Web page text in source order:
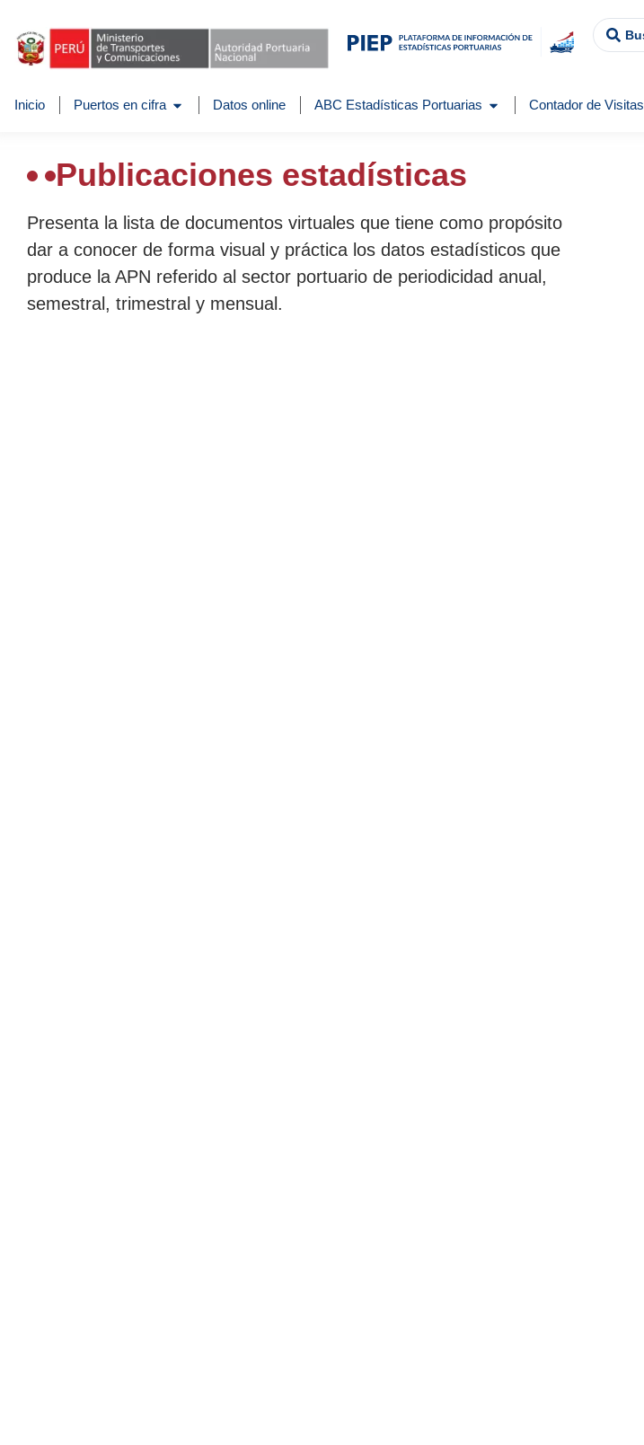
Inicio Puertos en cifra Datos online ABC Estadísticas Portuarias Contador de Visitas
Publicaciones estadísticas
Presenta la lista de documentos virtuales que tiene como propósito
dar a conocer de forma visual y práctica los datos estadísticos que
produce la APN referido al sector portuario de periodicidad anual,
semestral, trimestral y mensual.